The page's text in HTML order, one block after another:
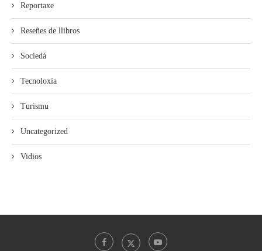
Reportaxe
Reseñes de llibros
Sociedá
Tecnoloxía
Turismu
Uncategorized
Vidios